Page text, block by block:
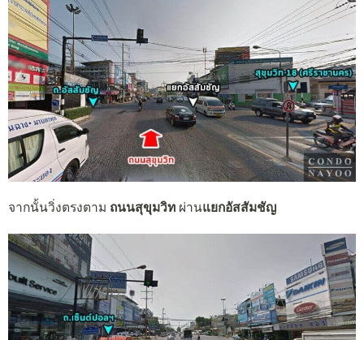
จากนั้นวิ่งตรงตาม ถนนสุขุมวิท ผ่านแยกอัสสัมชัญ